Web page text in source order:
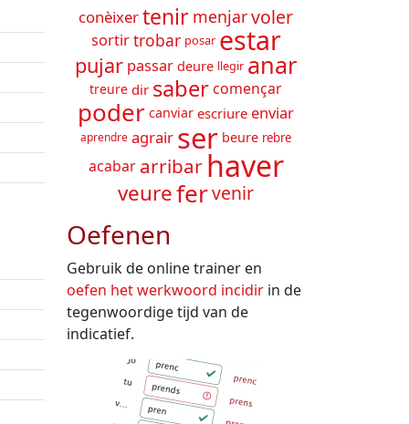
conèixertenir menjarvoler
sortir trobar posar estar
pujar passar deure llegir anar
treure dir sabercomençar
poder canviar escriure enviar
aprendre agrair ser beure rebre
acabar arribar haver
veurefervenir
Oefenen
Gebruik de online trainer en
oefen het werkwoord incidir in de
tegenwoordige tijd van de
indicatief.